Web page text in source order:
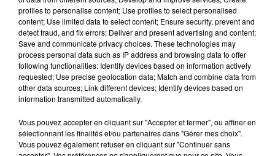
profiles to personalise content; Use profiles to select personalised
content; Use limited data to select content; Ensure security, prevent and
detect fraud, and fix errors; Deliver and present advertising and content;
Save and communicate privacy choices. These technologies may
process personal data such as IP address and browsing data to offer
following functionalities: Identify devices based on information actively
requested; Use precise geolocation data; Match and combine data from
other data sources; Link different devices; Identify devices based on
information transmitted automatically.
Vous pouvez accepter en cliquant sur "Accepter et fermer", ou affiner en
sélectionnant les finalités et/ou partenaires dans "Gérer mes choix".
Vous pouvez également refuser en cliquant sur "Continuer sans